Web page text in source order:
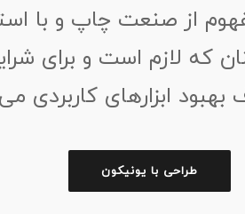
از صنعت چاپ و با
که لازم است و برای
ابزارهای کاربردی
طراحی با یونیکون